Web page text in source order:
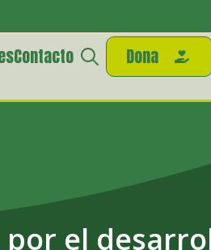
Contacto
Search
for:
Dona
el